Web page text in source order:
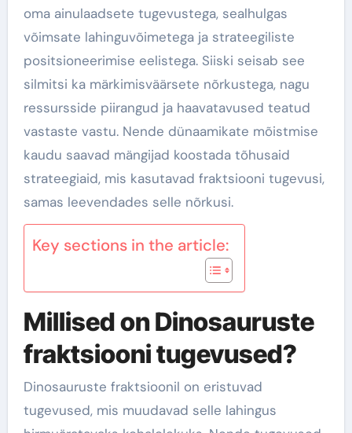
oma ainulaadsete tugevustega, sealhulgas
võimsate lahinguvõimetega ja strateegiliste
positsioneerimise eelistega. Siiski seisab see
silmitsi ka märkimisväärsete nõrkustega, nagu
ressursside piirangud ja haavatavused teatud
vastaste vastu. Nende dünaamikate mõistmise
kaudu saavad mängijad koostada tõhusaid
strateegiaid, mis kasutavad fraktsiooni tugevusi,
samas leevendades selle nõrkusi.
Key sections in the article:
Millised on Dinosauruste
fraktsiooni tugevused?
Dinosauruste fraktsioonil on eristuvad
tugevused, mis muudavad selle lahingus